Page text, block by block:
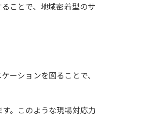
ことで、地域密着型のサ
ーションを図ることで、
。このような現場対応力